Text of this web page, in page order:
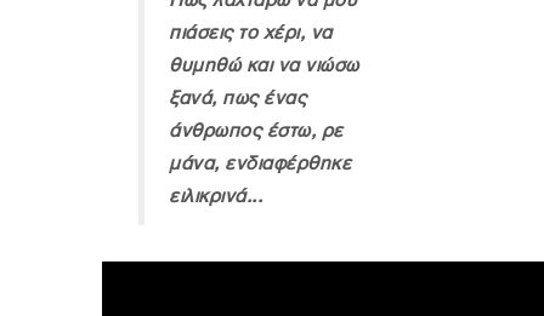
πιάσεις το χέρι, να
θυμηθώ και να νιώσω
ξανά, πως ένας
άνθρωπος έστω, ρε
μάνα, ενδιαφέρθηκε
ειλικρινά...